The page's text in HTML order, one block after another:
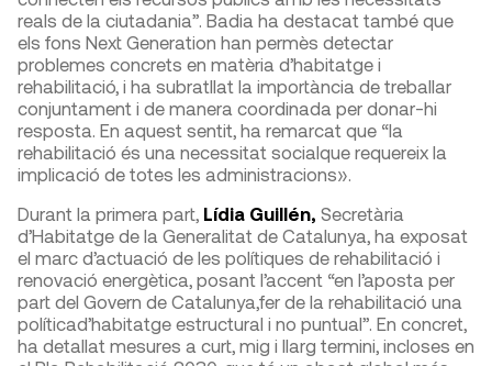
reals de la ciutadania”. Badia ha destacat també que
els fons Next Generation han permès detectar
problemes concrets en matèria d’habitatge i
rehabilitació, i ha subratllat la importància de treballar
conjuntament i de manera coordinada per donar-hi
resposta. En aquest sentit, ha remarcat que “la
rehabilitació és una necessitat socialque requereix la
implicació de totes les administracions».
Durant la primera part, Lídia Guillén, Secretària
d’Habitatge de la Generalitat de Catalunya, ha exposat
el marc d’actuació de les polítiques de rehabilitació i
renovació energètica, posant l’accent “en l’aposta per
part del Govern de Catalunya,fer de la rehabilitació una
políticad’habitatge estructural i no puntual”. En concret,
ha detallat mesures a curt, mig i llarg termini, incloses en